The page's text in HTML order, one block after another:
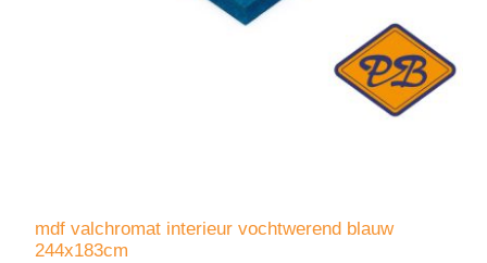
mdf valchromat interieur vochtwerend blauw
244x183cm